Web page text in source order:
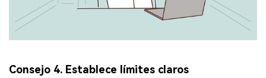
Consejo 4. Establece límites claros